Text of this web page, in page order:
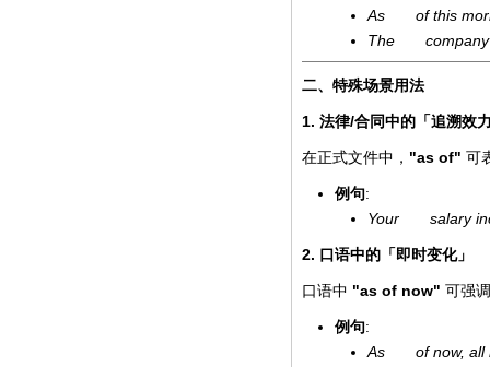
As of this
The company
二、特殊场景用法
1. 法律/合同中的「追溯效
在正式文件中， "as of" 可
例句:
Your salary
2. 口语中的「即时变化」
口语中 "as of now" 可强调
例句:
As of now, all